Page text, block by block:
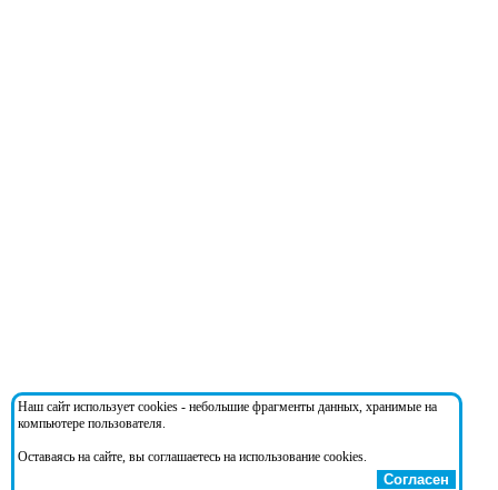
Наш сайт использует cookies - небольшие фрагменты данных, хранимые на
компьютере пользователя.
Оставаясь на сайте, вы соглашаетесь на использование cookies.
Согласен